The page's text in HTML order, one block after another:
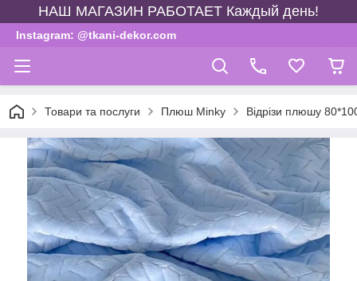
НАШ МАГАЗИН РАБОТАЕТ Каждый день!
Instagram: @tkani-dekor.com
Товари та послуги Плюш Minky Відрізи плюшу